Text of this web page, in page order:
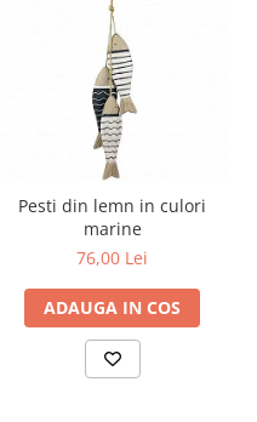
Pesti din lemn in culori
marine
76,00 Lei
ADAUGA IN COS